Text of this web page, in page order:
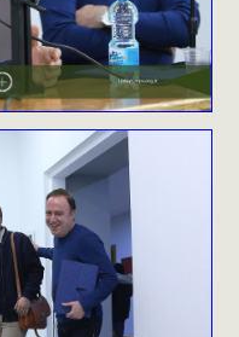
ورود
تماس با ما